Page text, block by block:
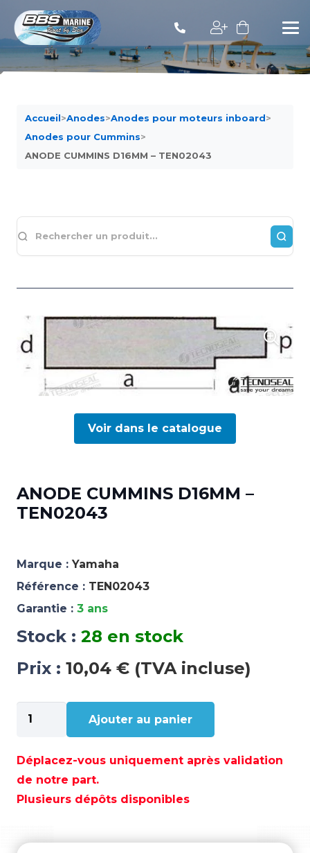
Accueil>Anodes>Anodes pour moteurs inboard>
Anodes pour Cummins>
ANODE CUMMINS D16MM – TEN02043
Voir dans le catalogue
ANODE CUMMINS D16MM –
TEN02043
Marque : Yamaha
Référence : TEN02043
Garantie : 3 ans
Stock : 28 en stock
Prix : 10,04 € (TVA incluse)
quantité
de
CUMMINS
D16MM
-
Ajouter au panier
Déplacez-vous uniquement après validation
de notre part.
Plusieurs dépôts disponibles